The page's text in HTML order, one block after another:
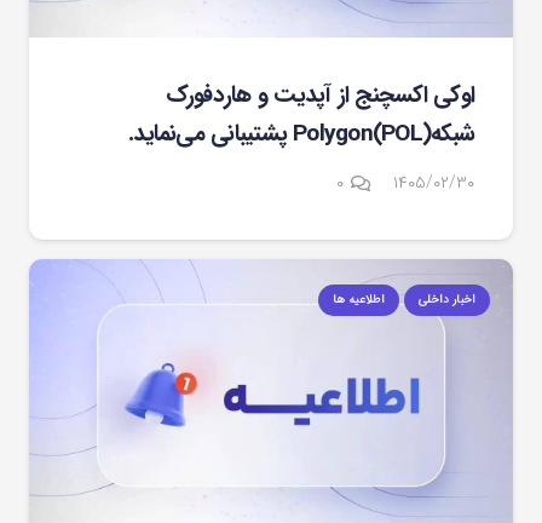
اوکی اکسچنج از آپدیت و هاردفورک
شبکهPolygon(POL) پشتیبانی می‌نماید.
۱۴۰۵/۰۲/۳۰ ۰
اخبار داخلی اطلاعیه ها